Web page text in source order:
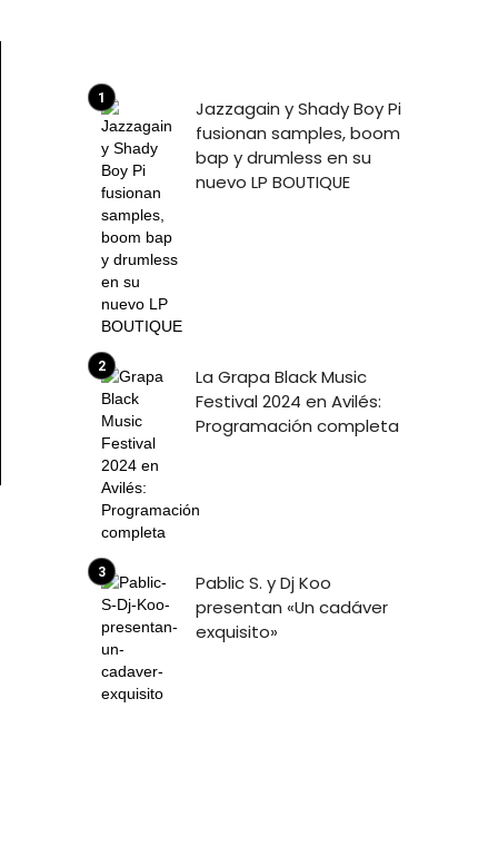
Jazzagain y Shady Boy Pi
fusionan samples, boom
bap y drumless en su
nuevo LP BOUTIQUE
La Grapa Black Music
Festival 2024 en Avilés:
Programación completa
Pablic S. y Dj Koo
presentan «Un cadáver
exquisito»